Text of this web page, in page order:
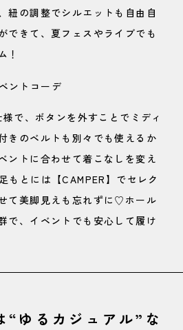
紐の調整でシルエットも自由自
できて、夏フェスやライブでも
！
で、ボタンを外すことでミディ
きのベルトも別々でも使えるか
ントに合わせて着こなしを変え
もとには【CAMPER】でセレク
て美脚見えも忘れずに♡ホール
で、イベントでも安心して履け
“ゆるカジュアル”な